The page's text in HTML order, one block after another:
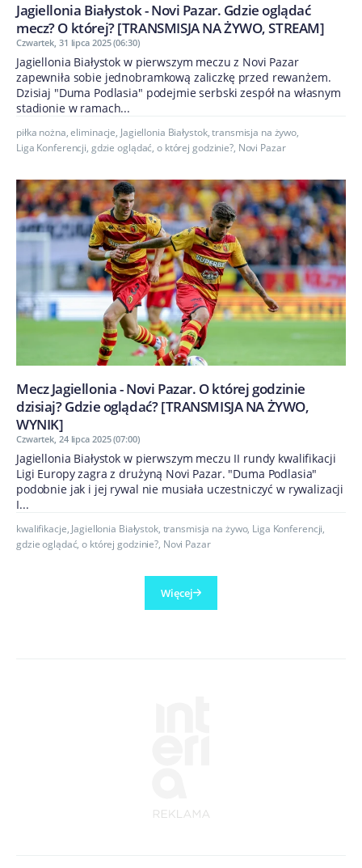
Jagiellonia Białystok - Novi Pazar. Gdzie oglądać
mecz? O której? [TRANSMISJA NA ŻYWO, STREAM]
Czwartek, 31 lipca 2025 (06:30)
Jagiellonia Białystok w pierwszym meczu z Novi Pazar
zapewniła sobie jednobramkową zaliczkę przed rewanżem.
Dzisiaj "Duma Podlasia" podejmie serbski zespół na własnym
stadionie w ramach...
piłka nożna,eliminacje, Jagiellonia Białystok,transmisja na żywo,
Liga Konferencji, gdzie oglądać,o której godzinie?, Novi Pazar
Mecz Jagiellonia - Novi Pazar. O której godzinie
dzisiaj? Gdzie oglądać? [TRANSMISJA NA ŻYWO,
WYNIK]
Czwartek, 24 lipca 2025 (07:00)
Jagiellonia Białystok w pierwszym meczu II rundy kwalifikacji
Ligi Europy zagra z drużyną Novi Pazar. "Duma Podlasia"
podobnie jak i jej rywal nie musiała uczestniczyć w rywalizacji
I...
kwalifikacje, Jagiellonia Białystok, transmisja na żywo, Liga Konferencji,
gdzie oglądać,o której godzinie?, Novi Pazar
Więcej